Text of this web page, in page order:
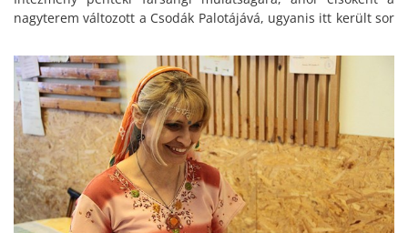
nagyterem változott a Csodák Palotájává, ugyanis itt került sor
alkalomhoz illően öltöztek. Királylányok, boszorkányok,
varázslók sorakoztak a bemutatkozáshoz, de szinte
valamennyi film- és mesehős ott volt a Csodák Palotájában,
ahol szorgalmasan jegyzeteltek a zsűri tagjai, majd az
intézmény termeiben folytatódott a program.